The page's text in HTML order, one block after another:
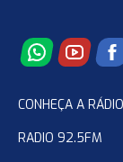
CONHEÇA A RÁDIO
RADIO 92.5FM